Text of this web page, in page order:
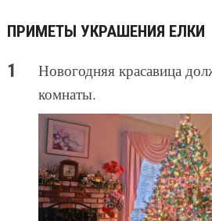
ПРИМЕТЫ УКРАШЕНИЯ ЕЛКИ
Новогодняя красавица
комнаты.